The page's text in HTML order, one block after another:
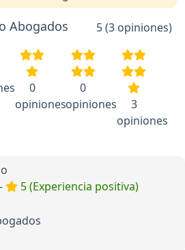
Abogados 5 (3 opiniones)
0
opiniones
0
opiniones
3
opiniones
5 (Experiencia positiva)